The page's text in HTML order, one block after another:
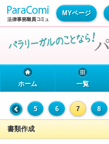
MYページ
ホーム 一覧
5 6 7 8
書類作成